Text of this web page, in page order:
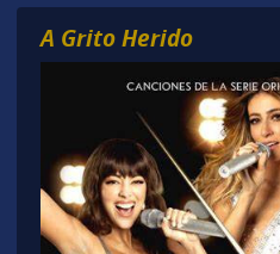
A Grito Herido